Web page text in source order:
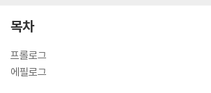
목차
프롤로그
에필로그